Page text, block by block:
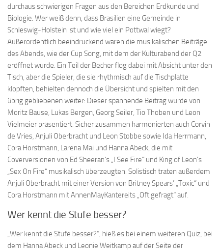
durchaus schwierigen Fragen aus den Bereichen Erdkunde und
Biologie. Wer weiß denn, dass Brasilien eine Gemeinde in
Schleswig-Holstein ist und wie viel ein Pottwal wiegt?
Außerordentlich beeindruckend waren die musikalischen Beiträge
des Abends, wie der Cup Song, mit dem der Kulturabend der Q2
eröffnet wurde. Ein Teil der Becher flog dabei mit Absicht unter den
Tisch, aber die Spieler, die sie rhythmisch auf die Tischplatte
klopften, behielten dennoch die Übersicht und spielten mit den
übrig gebliebenen weiter: Dieser spannende Beitrag wurde von
Moritz Bause, Lukas Bergen, Georg Seiler, Tio Thoben und Leon
Vielmeier präsentiert. Sicher zusammen harmonierten auch Corvin
de Vries, Anjuli Oberbracht und Leon Stobbe sowie Ida Herrmann,
Cora Horstmann, Larena Mai und Hanna Abeck, die mit
Coverversionen von Ed Sheeran‘s „I See Fire“ und King of Leon’s
„Sex On Fire“ musikalisch überzeugten. Solistisch traten außerdem
Anjuli Oberbracht mit einer Version von Britney Spears’ „Toxic“ und
Cora Horstmann mit AnnenMayKantereits „Oft gefragt“ auf.
Wer kennt die Stufe besser?
„Wer kennt die Stufe besser?“, hieß es bei einem weiteren Quiz, bei
dem Hanna Abeck und Leonie Weitkamp auf der Seite der